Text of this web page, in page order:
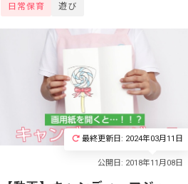
日常保育 遊び
最終更新日: 2024年03月11日